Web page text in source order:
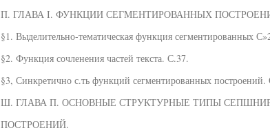
П. ГЛАВА I. ФУНКЦИИ СЕГМЕНТИРОВАННЫХ
§1. Выделительно-тематическая функция сегментированных
§2. Функция сочленения частей текста. С.37.
§3, Синкретично с.ть функций сегментированных построений.
Ш. ГЛАВА П. ОСНОВНЫЕ СТРУКТУРНЫЕ ТИПЫ
ПОСТРОЕНИЙ.